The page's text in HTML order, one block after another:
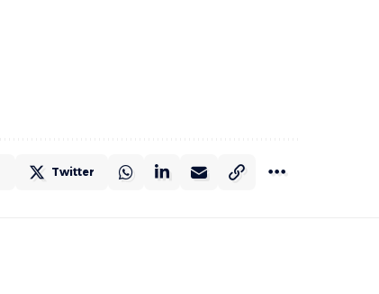
Twitter